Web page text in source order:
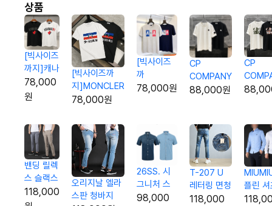
상품
[빅사이즈
까지]캐나
다 레터링
로고 티셔
78,000
원
[빅사이즈까
지]MONCLER
카모 홀로그램
셔츠
78,000원
[빅사이즈
까
지]PHILPP
78,000원
CP
COMPANY
렌즈 포인트
88,000원
CP
빈티지
밴딩 릴렉
스 슬랙스
118,000
오리지날 엘라
스판 청바지
26SS. 시
그니처 스
티치 데님
98,000
T-207 U
레터링 면청
바지
118,000
플린 셔